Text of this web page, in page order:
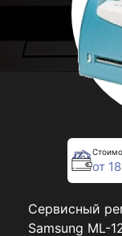
от
Сервисный
Samsung ML-